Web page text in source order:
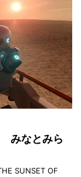
みなとみら
SUNSET OF